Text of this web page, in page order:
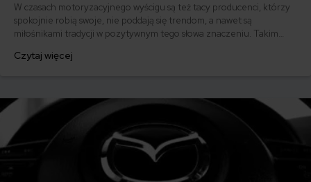
W czasach motoryzacyjnego wyścigu są też tacy producenci, którzy
spokojnie robią swoje, nie poddają się trendom, a nawet są
miłośnikami tradycji w pozytywnym tego słowa znaczeniu. Takim
Honda Accord. Jaką opinią cieszy się auto wśród użytkowników?
Czytaj więcej